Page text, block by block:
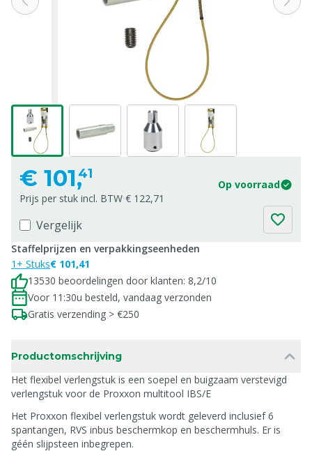
€ 101,41
Op voorraad
Prijs per stuk incl. BTW € 122,71
Vergelijk
Staffelprijzen en verpakkingseenheden
1+ Stuks€ 101,41
13530 beoordelingen door klanten: 8,2/10
Voor 11:30u besteld, vandaag verzonden
Gratis verzending > €250
Productomschrijving
Het flexibel verlengstuk is een soepel en buigzaam verstevigd
verlengstuk voor de Proxxon multitool IBS/E
Het Proxxon flexibel verlengstuk wordt geleverd inclusief 6
spantangen, RVS inbus beschermkop en beschermhuls. Er is
géén slijpsteen inbegrepen.